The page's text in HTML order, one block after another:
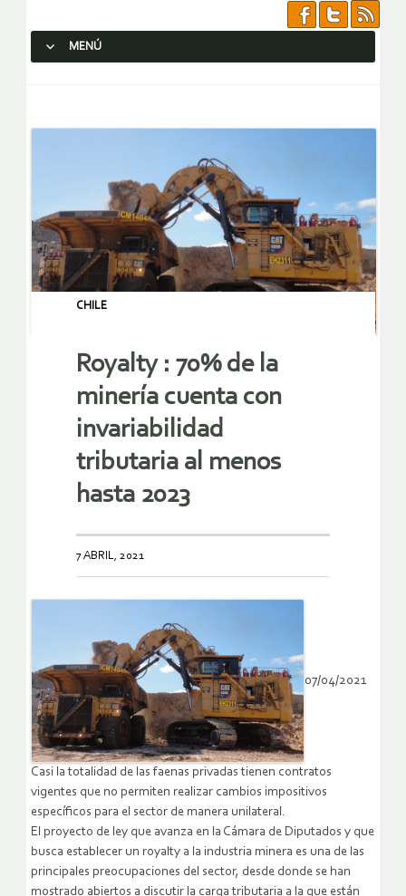
MENÚ
CHILE
Royalty : 70% de la
minería cuenta con
invariabilidad
tributaria al menos
hasta 2023
7 ABRIL, 2021
07/04/2021
Casi la totalidad de las faenas privadas tienen contratos
vigentes que no permiten realizar cambios impositivos
específicos para el sector de manera unilateral.
El proyecto de ley que avanza en la Cámara de Diputados y que
busca establecer un royalty a la industria minera es una de las
principales preocupaciones del sector, desde donde se han
mostrado abiertos a discutir la carga tributaria a la que están